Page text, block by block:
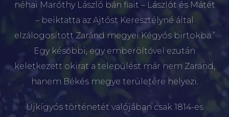
néhai Maróthy László bán fiait – Lászlót és Mátét
– beiktatta az Ajtóst Keresztélyné által
elzálogosított Zaránd megyei Kégyós birtokba.”
Egy későbbi, egy emberöltővel ezután
keletkezett okirat a települést már nem Zaránd,
hanem Békés megye területére helyezi.
Újkígyós történetét valójában csak 1814-es